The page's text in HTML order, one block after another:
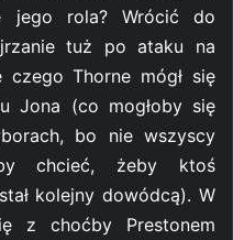
jego rola? Wrócić do
tuż po ataku na
Thorne mógł się
Jona (co mogłoby się
bo nie wszyscy
chcieć, żeby ktoś
kolejny dowódcą). W
z choćby Prestonem